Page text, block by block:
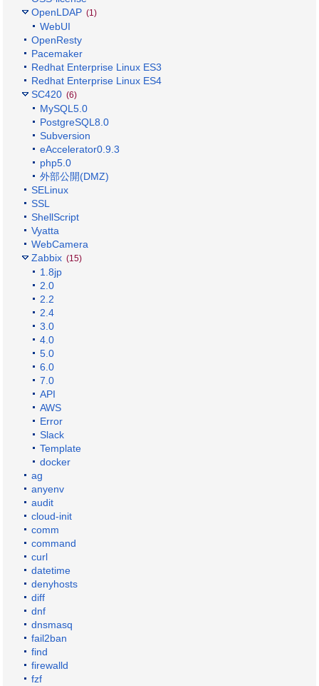
OpenLDAP (1)
WebUI
OpenResty
Pacemaker
Redhat Enterprise Linux ES3
Redhat Enterprise Linux ES4
SC420 (6)
MySQL5.0
PostgreSQL8.0
Subversion
eAccelerator0.9.3
php5.0
外部公開(DMZ)
SELinux
SSL
ShellScript
Vyatta
WebCamera
Zabbix (15)
1.8jp
2.0
2.2
2.4
3.0
4.0
5.0
6.0
7.0
API
AWS
Error
Slack
Template
docker
ag
anyenv
audit
cloud-init
comm
command
curl
datetime
denyhosts
diff
dnf
dnsmasq
fail2ban
find
firewalld
fzf